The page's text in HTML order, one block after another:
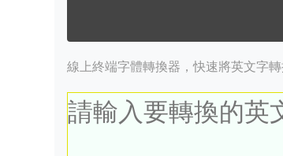
線上終端字體轉換器，快速將英文字